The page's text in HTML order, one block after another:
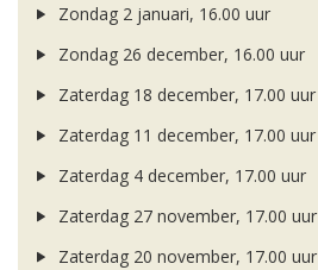
Zondag 2 januari, 16.00 uur
Zondag 26 december, 16.00 uur
Zaterdag 18 december, 17.00 uur
Zaterdag 11 december, 17.00 uur
Zaterdag 4 december, 17.00 uur
Zaterdag 27 november, 17.00 uur
Zaterdag 20 november, 17.00 uur